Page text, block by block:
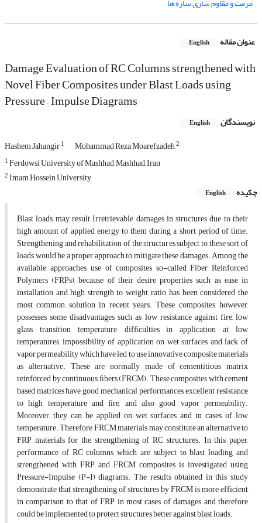
مرمت و مقاوم سازی سازه ها
عنوان مقاله English
Damage Evaluation of RC Columns strengthened with
Novel Fiber Composites under Blast Loads using
Pressure – Impulse Diagrams
نویسندگان English
Hashem Jahangir1 Mohammad Reza Moarefzadeh2
1Ferdowsi University of Mashhad, Mashhad, Iran
2Imam Hossein University
چکیده
English
Blast loads may result Irretrievable damages in structures due to their
high amount of applied energy to them during a short period of time.
Strengthening and rehabilitation of the structures subject to these sort of
loads would be a proper approach to mitigate these damages. Among the
available approaches, use of composites so-called Fiber Reinforced
Polymers (FRPs), because of their desire properties such as ease in
installation and high strength to weight ratio, has been considered the
most common solution in recent years. These composites, however,
possesses some disadvantages such as low resistance against fire, low
glass transition temperature, difﬁculties in application at low
temperatures, impossibility of application on wet surfaces and lack of
vapor permeability which have led to use innovative composite materials
as alternative. These are normally made of cementitious matrix
reinforced by continuous ﬁbers (FRCM). These composites with cement
based matrices have good mechanical performances, excellent resistance
to high temperature and ﬁre, and also good vapor permeability.
Moreover, they can be applied on wet surfaces and in cases of low
temperature. Therefore, FRCM materials may constitute an alternative to
FRP materials for the strengthening of RC structures. In this paper,
performance of RC columns which are subject to blast loading and
strengthened with FRP and FRCM composites is investigated using
Pressure-Impulse (P-I) diagrams. The results obtained in this study
demonstrate that strengthening of structures by FRCM is more efficient
in comparison to that of FRP in most cases of damages and therefore
could be implemented to protect structures better against blast loads.